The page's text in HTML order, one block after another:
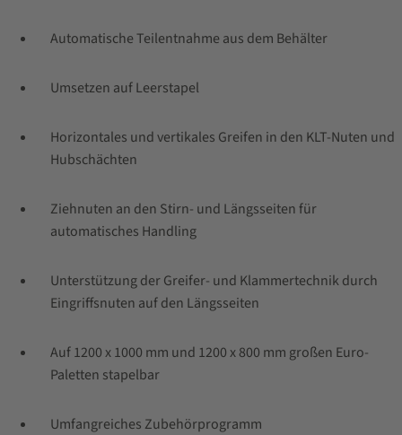
Automatische Teilentnahme aus dem Behälter
Umsetzen auf Leerstapel
Horizontales und vertikales Greifen in den KLT-Nuten und
Hubschächten
Ziehnuten an den Stirn- und Längsseiten für
automatisches Handling
Unterstützung der Greifer- und Klammertechnik durch
Eingriffsnuten auf den Längsseiten
Auf 1200 x 1000 mm und 1200 x 800 mm großen Euro-
Paletten stapelbar
Umfangreiches Zubehörprogramm